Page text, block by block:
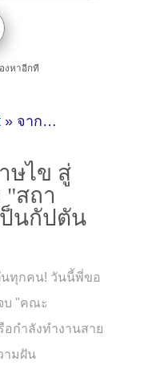
งหาอีกที
» จากหน้ากระดาษไข สู่ห้องนักบิน: จบ "สถาปัตย์" ก็ติดปีกเป็นกัปตันได้!
ษไข สู่
สถา
นกัปตัน
ทุกคน! วันนี้พี่ขอ
บ "คณะ
กำลังทำงานสาย
ามฝัน